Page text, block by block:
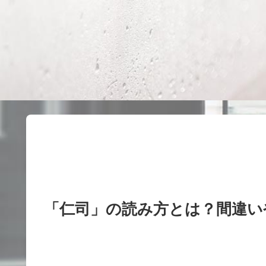
「仁司」の読み方とは？間違